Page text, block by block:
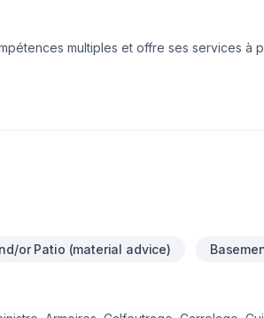
multiples et offre ses services à
entrepreneur en excavation, béton,
or Patio (material advice)